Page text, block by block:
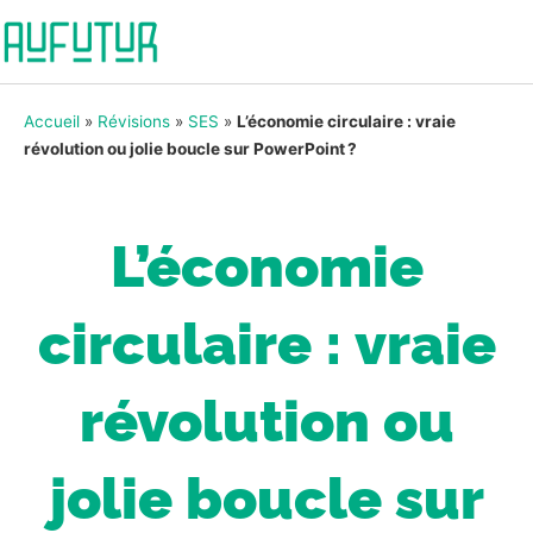
Accueil » Révisions » SES » L’économie circulaire : vraie
révolution ou jolie boucle sur PowerPoint ?
L’économie
circulaire : vraie
révolution ou
jolie boucle sur